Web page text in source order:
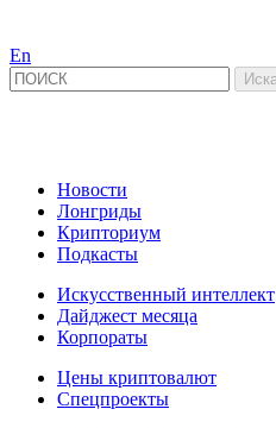
En
Новости
Лонгриды
Крипториум
Подкасты
Искусственный интеллект
Дайджест месяца
Корпораты
Цены криптовалют
Спецпроекты